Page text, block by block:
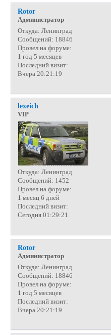
Rotor
Администратор
Откуда: Ленинград
Сообщений: 18846
Провел на форуме:
1 год 5 месяцев
Последний визит:
Вчера 20:21:19
lexeich
VIP
Откуда: Ленинград
Сообщений: 1452
Провел на форуме:
1 месяц 6 дней
Последний визит:
Сегодня 01:29:21
Rotor
Администратор
Откуда: Ленинград
Сообщений: 18846
Провел на форуме:
1 год 5 месяцев
Последний визит:
Вчера 20:21:19